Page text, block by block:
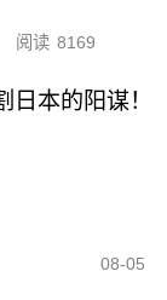
阅读 8169
本的阳谋！
08-05